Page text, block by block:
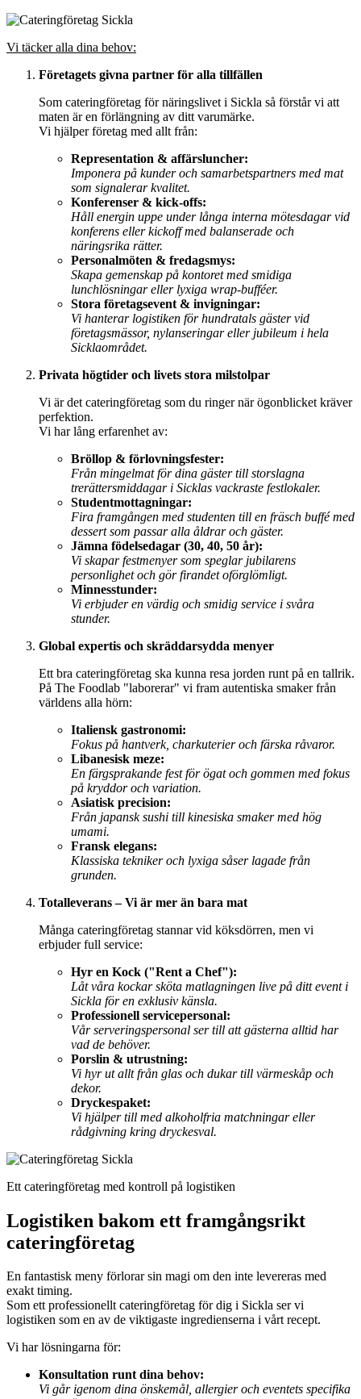
Vi täcker alla dina behov:
Företagets givna partner för alla tillfällen
Som cateringföretag för näringslivet i Sickla så förstår vi att
maten är en förlängning av ditt varumärke.
Vi hjälper företag med allt från:
Representation & affärsluncher:
Imponera på kunder och samarbetspartners med mat
som signalerar kvalitet.
Konferenser & kick-offs:
Håll energin uppe under långa interna mötesdagar vid
konferens eller kickoff med balanserade och
näringsrika rätter.
Personalmöten & fredagsmys:
Skapa gemenskap på kontoret med smidiga
lunchlösningar eller lyxiga wrap-bufféer.
Stora företagsevent & invigningar:
Vi hanterar logistiken för hundratals gäster vid
företagsmässor, nylanseringar eller jubileum i hela
Sicklaområdet.
Privata högtider och livets stora milstolpar
Vi är det cateringföretag som du ringer när ögonblicket kräver
perfektion.
Vi har lång erfarenhet av:
Bröllop & förlovningsfester:
Från mingelmat för dina gäster till storslagna
trerättersmiddagar i Sicklas vackraste festlokaler.
Studentmottagningar:
Fira framgången med studenten till en fräsch buffé med
dessert som passar alla åldrar och gäster.
Jämna födelsedagar (30, 40, 50 år):
Vi skapar festmenyer som speglar jubilarens
personlighet och gör firandet oförglömligt.
Minnesstunder:
Vi erbjuder en värdig och smidig service i svåra
stunder.
Global expertis och skräddarsydda menyer
Ett bra cateringföretag ska kunna resa jorden runt på en tallrik.
På The Foodlab "laborerar" vi fram autentiska smaker från
världens alla hörn:
Italiensk gastronomi:
Fokus på hantverk, charkuterier och färska råvaror.
Libanesisk meze:
En färgsprakande fest för ögat och gommen med fokus
på kryddor och variation.
Asiatisk precision:
Från japansk sushi till kinesiska smaker med hög
umami.
Fransk elegans:
Klassiska tekniker och lyxiga såser lagade från
grunden.
Totalleverans – Vi är mer än bara mat
Många cateringföretag stannar vid köksdörren, men vi
erbjuder full service:
Hyr en Kock ("Rent a Chef"):
Låt våra kockar sköta matlagningen live på ditt event i
Sickla för en exklusiv känsla.
Professionell servicepersonal:
Vår serveringspersonal ser till att gästerna alltid har
vad de behöver.
Porslin & utrustning:
Vi hyr ut allt från glas och dukar till värmeskåp och
dekor.
Dryckespaket:
Vi hjälper till med alkoholfria matchningar eller
rådgivning kring dryckesval.
Ett cateringföretag med kontroll på logistiken
Logistiken bakom ett framgångsrikt
cateringföretag
En fantastisk meny förlorar sin magi om den inte levereras med
exakt timing.
Som ett professionellt cateringföretag för dig i Sickla ser vi
logistiken som en av de viktigaste ingredienserna i vårt recept.
Vi har lösningarna för:
Konsultation runt dina behov:
Vi går igenom dina önskemål, allergier och eventets specifika